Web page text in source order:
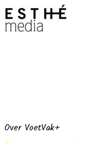
Over VoetVak+